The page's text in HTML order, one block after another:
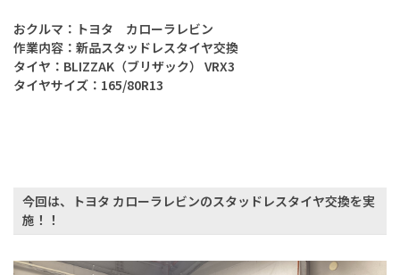
おクルマ：トヨタ カローラレビン
作業内容：新品スタッドレスタイヤ交換
タイヤ：BLIZZAK（ブリザック） VRX3
タイヤサイズ：165/80R13
今回は、トヨタ カローラレビンのスタッドレスタイヤ交換を実
施！！